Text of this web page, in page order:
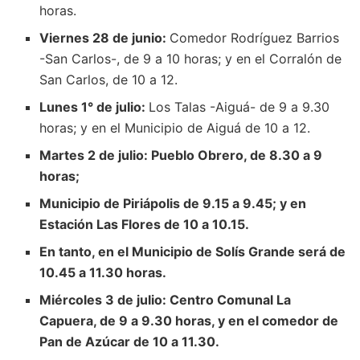
horas.
Viernes 28 de junio: Comedor Rodríguez Barrios
-San Carlos-, de 9 a 10 horas; y en el Corralón de
San Carlos, de 10 a 12.
Lunes 1° de julio: Los Talas -Aiguá- de 9 a 9.30
horas; y en el Municipio de Aiguá de 10 a 12.
Martes 2 de julio: Pueblo Obrero, de 8.30 a 9
horas;
Municipio de Piriápolis de 9.15 a 9.45; y en
Estación Las Flores de 10 a 10.15.
En tanto, en el Municipio de Solís Grande será de
10.45 a 11.30 horas.
Miércoles 3 de julio: Centro Comunal La
Capuera, de 9 a 9.30 horas, y en el comedor de
Pan de Azúcar de 10 a 11.30.